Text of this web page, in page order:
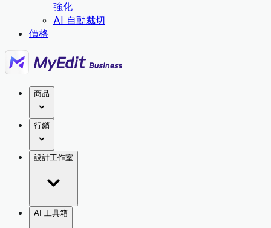
強化
AI 自動裁切
價格
商品
行銷
設計工作室
AI 工具箱